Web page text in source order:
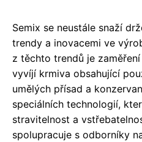
Semix se neustále snaží
trendy a inovacemi ve
z těchto trendů je
vyvíjí krmiva obsahující
umělých přísad a
speciálních technologií,
stravitelnost a
spolupracuje s odborníky